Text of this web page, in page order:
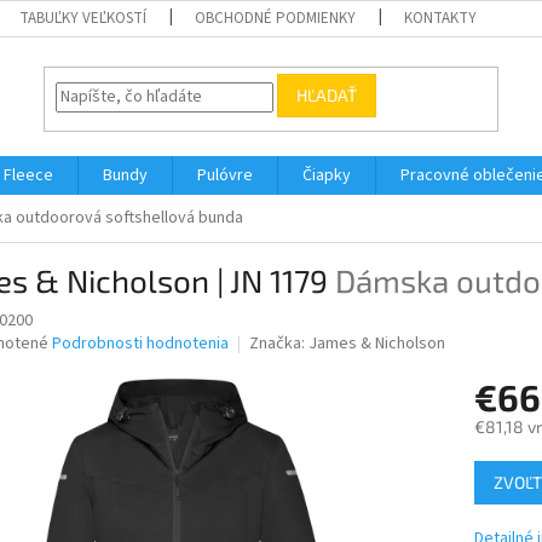
TABUĽKY VEĽKOSTÍ OBCHODNÉ PODMIENKY KONTAKTY
HĽADAŤ
Fleece Bundy Pulóvre Čiapky Pracovné
outdoorová softshellová bunda
& Nicholson | JN 1179 Dámska
Podrobnosti hodnotenia Značka: James & Nicholson
€66
€81,18
cena: